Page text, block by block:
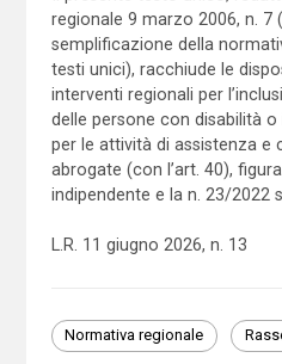
regiona­le 9 marzo 2006, n. 7
semplificazione della
testi unici), racchiude le
interventi regionali per
delle persone con disabilità
per le attività di assistenza e
abrogate (con l’art. 40),
indipendente e la n. 23/2022
L.R. 11 giugno 2026, n. 13
Normativa regionale